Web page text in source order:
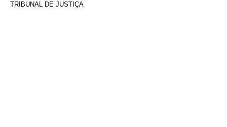
TRIBUNAL DE JUSTIÇA